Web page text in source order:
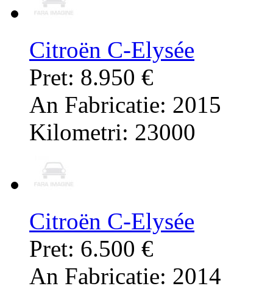
Citroën C-Elysée
Pret: 8.950 €
An Fabricatie: 2015
Kilometri: 23000
Citroën C-Elysée
Pret: 6.500 €
An Fabricatie: 2014